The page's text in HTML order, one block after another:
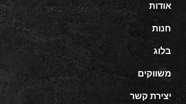
אודות
חנות
בלוג
משווקים
יצירת קשר